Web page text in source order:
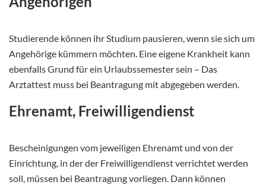
Studierende können ihr Studium pausieren, wenn sie sich um
Angehörige kümmern möchten. Eine eigene Krankheit kann
ebenfalls Grund für ein Urlaubssemester sein – Das
Arztattest muss bei Beantragung mit abgegeben werden.
Ehrenamt, Freiwilligendienst
Bescheinigungen vom jeweiligen Ehrenamt und von der
Einrichtung, in der der Freiwilligendienst verrichtet werden
soll, müssen bei Beantragung vorliegen. Dann können